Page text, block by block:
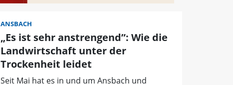
ANSBACH
„Es ist sehr anstrengend”: Wie die
Landwirtschaft unter der
Trockenheit leidet
Seit Mai hat es in und um Ansbach und